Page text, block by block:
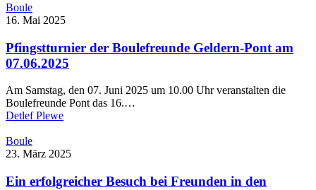
Boule
16. Mai 2025
Pfingstturnier der Boulefreunde Geldern-Pont am
07.06.2025
Am Samstag, den 07. Juni 2025 um 10.00 Uhr veranstalten die
Boulefreunde Pont das 16.…
Detlef Plewe
Boule
23. März 2025
Ein erfolgreicher Besuch bei Freunden in den